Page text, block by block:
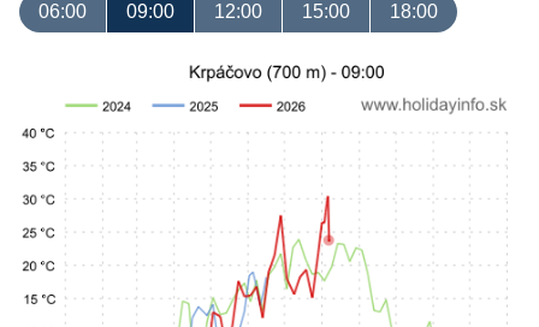
06:00 09:00 12:00 15:00 18:00